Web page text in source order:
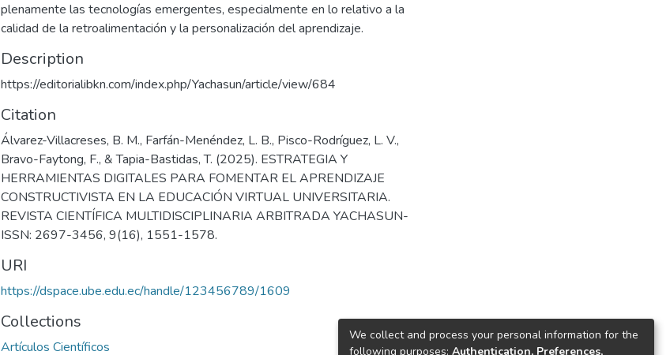
plenamente las tecnologías emergentes, especialmente en lo relativo a la
calidad de la retroalimentación y la personalización del aprendizaje.
Description
https://editorialibkn.com/index.php/Yachasun/article/view/684
Citation
Álvarez-Villacreses, B. M., Farfán-Menéndez, L. B., Pisco-Rodríguez, L. V.,
Bravo-Faytong, F., & Tapia-Bastidas, T. (2025). ESTRATEGIA Y
HERRAMIENTAS DIGITALES PARA FOMENTAR EL APRENDIZAJE
CONSTRUCTIVISTA EN LA EDUCACIÓN VIRTUAL UNIVERSITARIA.
REVISTA CIENTÍFICA MULTIDISCIPLINARIA ARBITRADA YACHASUN-
ISSN: 2697-3456, 9(16), 1551-1578.
URI
https://dspace.ube.edu.ec/handle/123456789/1609
Collections
Artículos Científicos
We collect and process your personal information for the
following purposes: Authentication, Preferences,